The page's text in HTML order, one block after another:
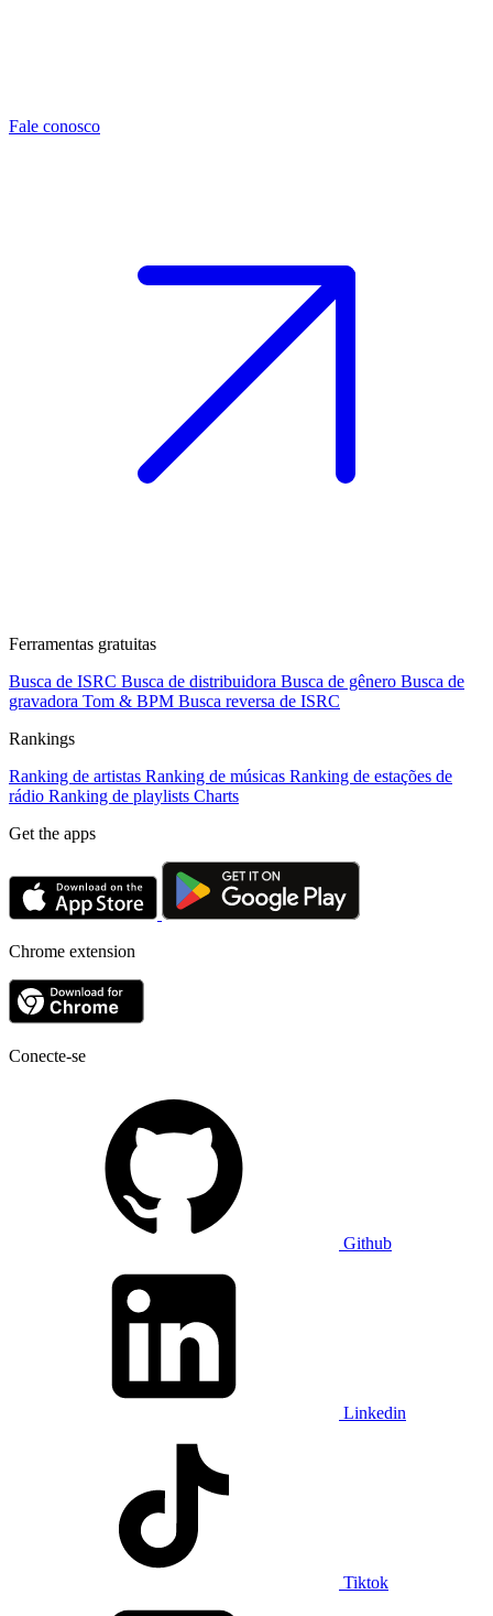
Fale conosco
Ferramentas gratuitas
Busca de ISRC Busca de distribuidora Busca de gênero Busca de
gravadora Tom & BPM Busca reversa de ISRC
Rankings
Ranking de artistas Ranking de músicas Ranking de estações de
rádio Ranking de playlists Charts
Get the apps
Chrome extension
Conecte-se
Github
Linkedin
Tiktok